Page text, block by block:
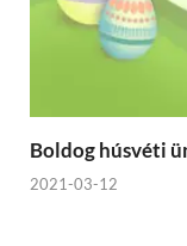
Boldog húsvéti
2021-03-12